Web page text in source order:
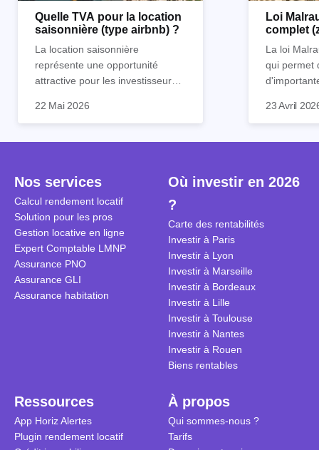
Quelle TVA pour la location
saisonnière (type airbnb) ?
La location saisonnière
représente une opportunité
attractive pour les investisseurs
patrimoine et générer des
Cependant, il est crucial de
notamment la TVA, afin
d'optimiser cette activité.
Et qu’a-t-on appris à la rentrée
la TVA est généralisé pour les
saisonnière dans certaines
conditions. On fait le point dans
cet article.
22 Mai 2026
Loi
complet
La loi
qui permet
immobilier.
historique
quelles
pour en
23 Avril
Nos services
Calcul rendement locatif
Solution pour les pros
Gestion locative en ligne
Expert Comptable LMNP
Assurance PNO
Assurance GLI
Assurance habitation
Où investir en 2026
?
Carte des rentabilités
Investir à Paris
Investir à Lyon
Investir à Marseille
Investir à Bordeaux
Investir à Lille
Investir à Toulouse
Investir à Nantes
Investir à Rouen
Biens rentables
Ressources
App Horiz Alertes
Plugin rendement locatif
À propos
Qui sommes-nous ?
Tarifs